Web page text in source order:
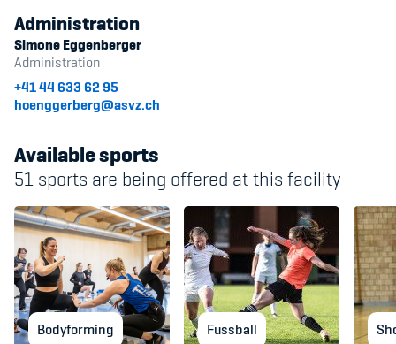
Administration
Simone Eggenberger
Administration
+41 44 633 62 95
hoenggerberg@asvz.ch
Available sports
51 sports are being offered at this facility
Bodyforming Fussball